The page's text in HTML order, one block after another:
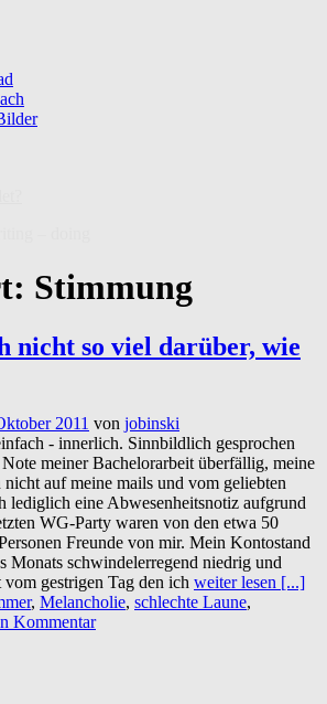
Stimmung
nicht so viel darüber, wie
2011 von jobinski
- innerlich. Sinnbildlich gesprochen
meiner Bachelorarbeit überfällig, meine
auf meine mails und vom geliebten
lediglich eine Abwesenheitsnotiz aufgrund
WG-Party waren von den etwa 50
Freunde von mir. Mein Kontostand
Monats schwindelerregend niedrig und
gestrigen Tag den ich weiter lesen [...]
, Melancholie, schlechte Laune,
Kommentar